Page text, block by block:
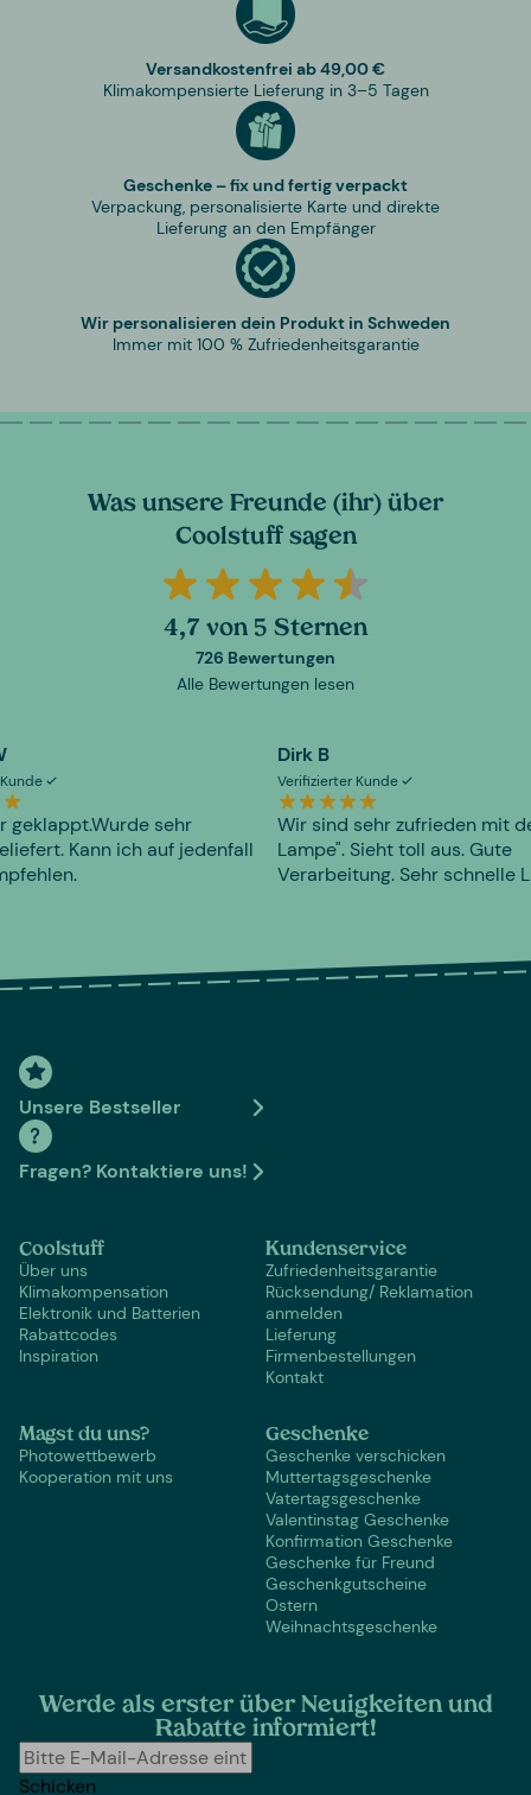
Versandkostenfrei ab 49,00 €
Klimakompensierte Lieferung in 3–5 Tagen
Geschenke – fix und fertig verpackt
Verpackung, personalisierte Karte und direkte
Lieferung an den Empfänger
Wir personalisieren dein Produkt in Schweden
Immer mit 100 % Zufriedenheitsgarantie
Was unsere Freunde (ihr) über
Coolstuff sagen
4,7 von 5 Sternen
726 Bewertungen
Alle Bewertungen lesen
geklappt.Wurde sehr
Kann ich auf jedenfall
Dirk B
Verifizierter Kunde
Wir sind sehr zufrieden mit
Lampe". Sieht toll aus. Gute
Verarbeitung. Sehr schnelle
Unsere Bestseller
Fragen? Kontaktiere uns!
Coolstuff
Über uns
Klimakompensation
Elektronik und Batterien
Rabattcodes
Inspiration
Kundenservice
Zufriedenheitsgarantie
Rücksendung/ Reklamation
anmelden
Lieferung
Firmenbestellungen
Kontakt
Magst du uns?
Photowettbewerb
Kooperation mit uns
Geschenke
Geschenke verschicken
Muttertagsgeschenke
Vatertagsgeschenke
Valentinstag Geschenke
Konfirmation Geschenke
Geschenke für Freund
Geschenkgutscheine
Ostern
Weihnachtsgeschenke
Werde als erster über Neuigkeiten und
Rabatte informiert!
Schicken